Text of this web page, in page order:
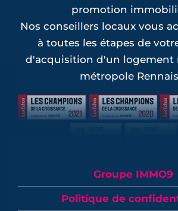
promotion
Nos conseillers locaux vous
à toutes les étapes de
d'acquisition d'un logement
métropole
Groupe IMMO9
Politique de